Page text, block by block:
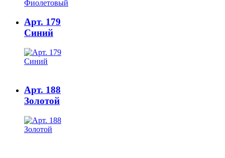
Арт. 179
Синий
Арт. 188
Золотой